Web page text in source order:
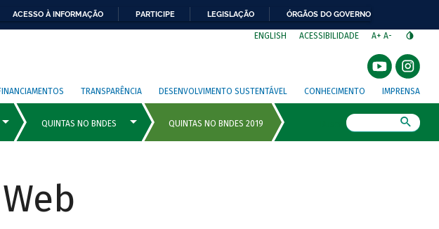
ACESSO À INFORMAÇÃO PARTICIPE LEGISLAÇÃO ÓRGÃOS DO GOVERNO
ENGLISH ACESSIBILIDADE A+ A-
TRANSPARÊNCIA DESENVOLVIMENTO SUSTENTÁVEL CONHECIMENTO IMPRENSA